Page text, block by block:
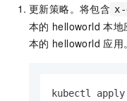
更新策略。将包含 x-
本的 helloworld 本地
本的 helloworld 应用。
kubectl